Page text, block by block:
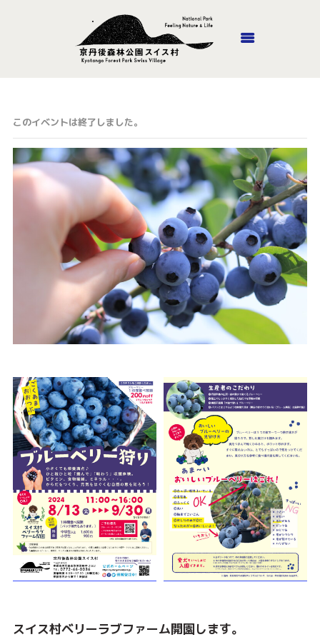
ホーム
丹後里山あそび隊
施設紹介
山頂ホテル・風のがっこう
京都
ロッジやまの家
アウトドア
アクセス
お問い合わせ
オンラインショップ
このイベントは終了しました。
スイス村ベリーラブファーム開園します。